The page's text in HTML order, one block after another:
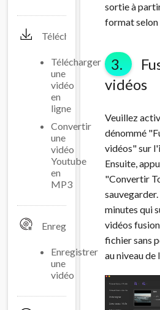
Télécharger
Télécharger
une
vidéo
en
ligne
Convertir
une
vidéo
Youtube
en
MP3
Enregistement
Enregistrer
une
vidéo
sortie à
format selon
3.
vidéos
Veuillez
dénommé
vidéos" sur
Ensuite,
"Convertir
minutes qui
vidéos
fichier sans
au niveau de